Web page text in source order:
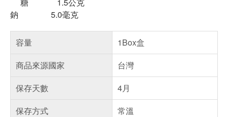
鈉 5.0毫克
容量
1Box盒
商品來源國家
台灣
保存天數
4月
保存方式
常溫